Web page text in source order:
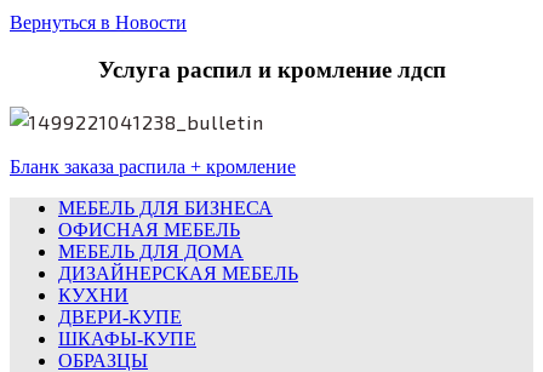
Вернуться в Новости
Услуга распил и кромление лдсп
Бланк заказа распила + кромление
МЕБЕЛЬ ДЛЯ БИЗНЕСА
ОФИСНАЯ МЕБЕЛЬ
МЕБЕЛЬ ДЛЯ ДОМА
ДИЗАЙНЕРСКАЯ МЕБЕЛЬ
КУХНИ
ДВЕРИ-КУПЕ
ШКАФЫ-КУПЕ
ОБРАЗЦЫ